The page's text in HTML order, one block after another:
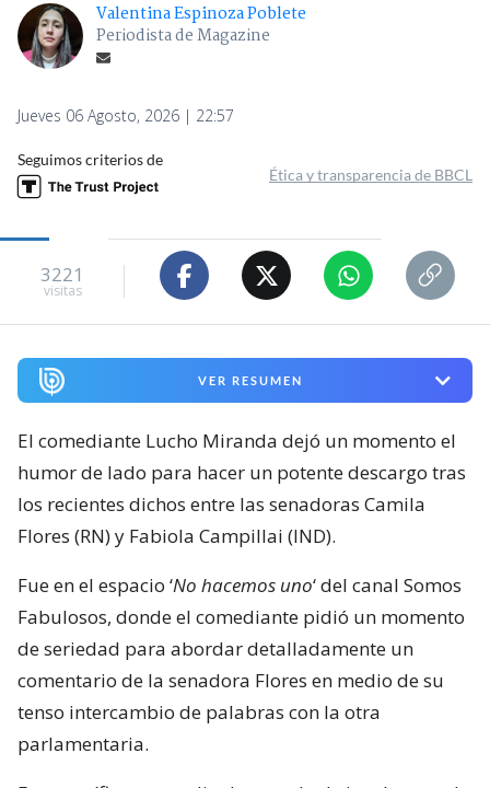
Valentina Espinoza Poblete
Periodista de Magazine
Jueves 06 Agosto, 2026 | 22:57
Seguimos criterios de
Ética y transparencia de BBCL
3221
visitas
VER RESUMEN
El comediante Lucho Miranda dejó un momento el
humor de lado para hacer un potente descargo tras
los recientes dichos entre las senadoras Camila
Flores (RN) y Fabiola Campillai (IND).
Fue en el espacio ‘No hacemos uno‘ del canal Somos
Fabulosos, donde el comediante pidió un momento
de seriedad para abordar detalladamente un
comentario de la senadora Flores en medio de su
tenso intercambio de palabras con la otra
parlamentaria.